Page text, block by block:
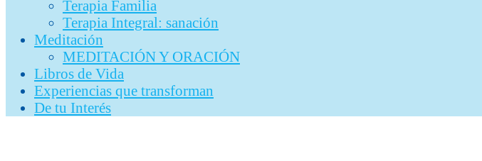
Terapia Familia
Terapia Integral: sanación
Meditación
MEDITACIÓN Y ORACIÓN
Libros de Vida
Experiencias que transforman
De tu Interés